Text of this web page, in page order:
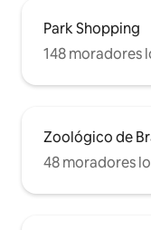
Park Shopping
148 moradores
Zoológico de
48 moradores